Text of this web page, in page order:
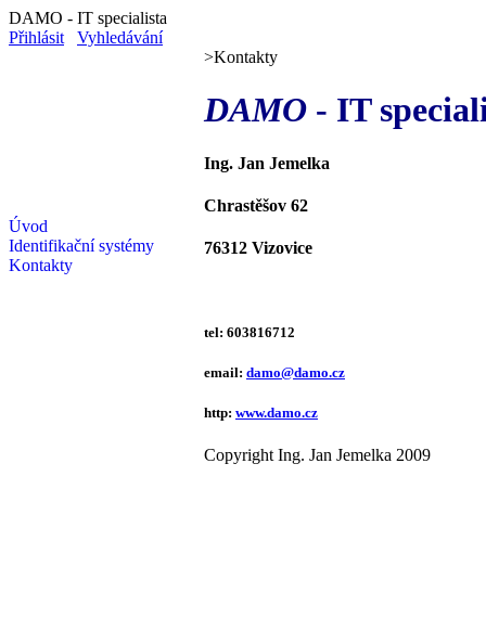
DAMO - IT specialista
Přihlásit
Vyhledávání
Úvod
Identifikační systémy
Kontakty
>Kontakty
DAMO - IT
Ing. Jan Jemelka
Chrastěšov 62
76312 Vizovice
tel: 603816712
email: damo@damo.cz
http: www.damo.cz
Copyright Ing. Jan Jemelka 2009